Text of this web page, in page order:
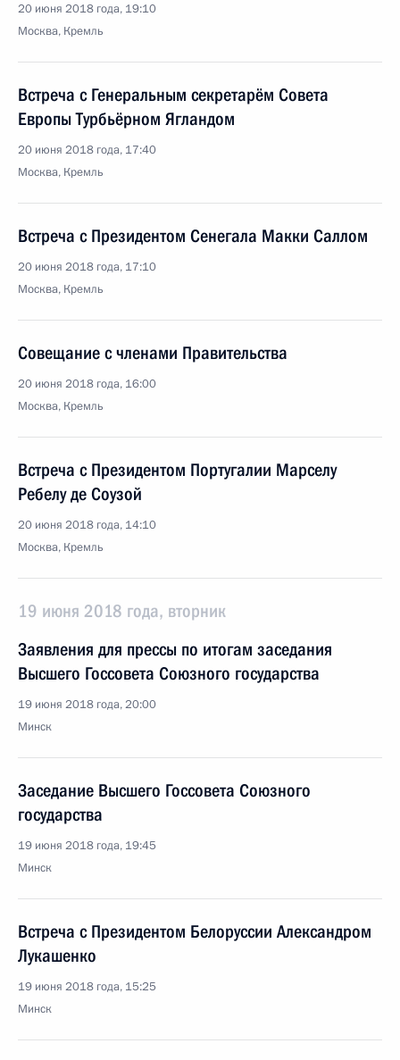
20 июня 2018 года, 19:10
Москва, Кремль
Встреча с Генеральным секретарём Совета
Европы Турбьёрном Ягландом
20 июня 2018 года, 17:40
Москва, Кремль
Встреча с Президентом Сенегала Макки Саллом
20 июня 2018 года, 17:10
Москва, Кремль
Совещание с членами Правительства
20 июня 2018 года, 16:00
Москва, Кремль
Встреча с Президентом Португалии Марселу
Ребелу де Соузой
20 июня 2018 года, 14:10
Москва, Кремль
19 июня 2018 года, вторник
Заявления для прессы по итогам заседания
Высшего Госсовета Союзного государства
19 июня 2018 года, 20:00
Минск
Заседание Высшего Госсовета Союзного
государства
19 июня 2018 года, 19:45
Минск
Встреча с Президентом Белоруссии Александром
Лукашенко
19 июня 2018 года, 15:25
Минск